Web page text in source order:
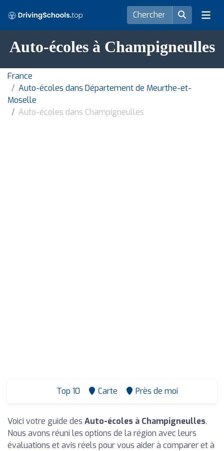
Auto-écoles à Champigneulles
France
Auto-écoles dans Département de Meurthe-et-
Moselle
Auto-écoles dans Champigneulles
Top 10 Carte Près de moi
Voici votre guide des Auto-écoles à Champigneulles.
Nous avons réuni les options de la région avec leurs
évaluations et avis réels pour vous aider à comparer et à